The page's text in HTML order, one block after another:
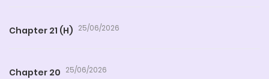
Chapter 21 (H) 25/06/2026
Chapter 20 25/06/2026